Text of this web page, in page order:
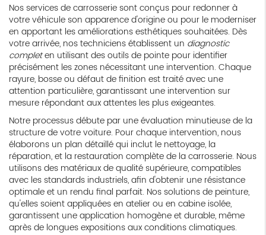
Nos services de carrosserie sont conçus pour redonner à
votre véhicule son apparence d'origine ou pour le moderniser
en apportant les améliorations esthétiques souhaitées. Dès
votre arrivée, nos techniciens établissent un diagnostic
completen utilisant des outils de pointe pour identifier
précisément les zones nécessitant une intervention. Chaque
rayure, bosse ou défaut de finition est traité avec une
attention particulière, garantissant une intervention sur
mesure répondant aux attentes les plus exigeantes.
Notre processus débute par une évaluation minutieuse de la
structure de votre voiture. Pour chaque intervention, nous
élaborons un plan détaillé qui inclut le nettoyage, la
réparation, et la restauration complète de la carrosserie. Nous
utilisons des matériaux de qualité supérieure, compatibles
avec les standards industriels, afin d'obtenir une résistance
optimale et un rendu final parfait. Nos solutions de peinture,
qu'elles soient appliquées en atelier ou en cabine isolée,
garantissent une application homogène et durable, même
après de longues expositions aux conditions climatiques.